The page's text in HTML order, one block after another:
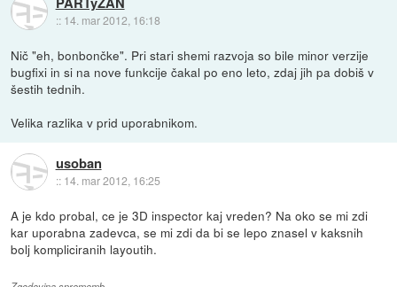
:: 14. mar 2012, 16:18
Nič "eh, bonbončke". Pri stari shemi razvoja so bile minor verzije
bugfixi in si na nove funkcije čakal po eno leto, zdaj jih pa dobiš v
šestih tednih.
Velika razlika v prid uporabnikom.
usoban
:: 14. mar 2012, 16:25
A je kdo probal, ce je 3D inspector kaj vreden? Na oko se mi zdi
kar uporabna zadevca, se mi zdi da bi se lepo znasel v kaksnih
bolj kompliciranih layoutih.